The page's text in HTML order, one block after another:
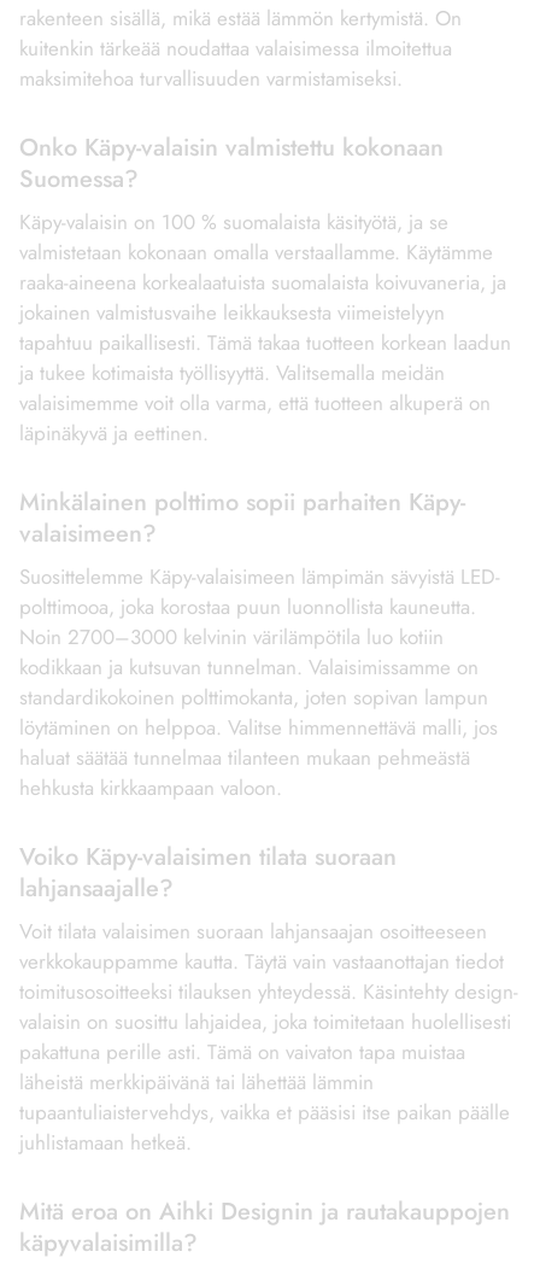
rakenteen sisällä, mikä estää lämmön kertymistä. On
kuitenkin tärkeää noudattaa valaisimessa ilmoitettua
maksimitehoa turvallisuuden varmistamiseksi.
Onko Käpy-valaisin valmistettu kokonaan
Suomessa?
Käpy-valaisin on 100 % suomalaista käsityötä, ja se
valmistetaan kokonaan omalla verstaallamme. Käytämme
raaka-aineena korkealaatuista suomalaista koivuvaneria, ja
jokainen valmistusvaihe leikkauksesta viimeistelyyn
tapahtuu paikallisesti. Tämä takaa tuotteen korkean laadun
ja tukee kotimaista työllisyyttä. Valitsemalla meidän
valaisimemme voit olla varma, että tuotteen alkuperä on
läpinäkyvä ja eettinen.
Minkälainen polttimo sopii parhaiten Käpy-
valaisimeen?
Suosittelemme Käpy-valaisimeen lämpimän sävyistä LED-
polttimooa, joka korostaa puun luonnollista kauneutta.
Noin 2700–3000 kelvinin värilämpötila luo kotiin
kodikkaan ja kutsuvan tunnelman. Valaisimissamme on
standardikokoinen polttimokanta, joten sopivan lampun
löytäminen on helppoa. Valitse himmennettävä malli, jos
haluat säätää tunnelmaa tilanteen mukaan pehmeästä
hehkusta kirkkaampaan valoon.
Voiko Käpy-valaisimen tilata suoraan
lahjansaajalle?
Voit tilata valaisimen suoraan lahjansaajan osoitteeseen
verkkokauppamme kautta. Täytä vain vastaanottajan tiedot
toimitusosoitteeksi tilauksen yhteydessä. Käsintehty design-
valaisin on suosittu lahjaidea, joka toimitetaan huolellisesti
pakattuna perille asti. Tämä on vaivaton tapa muistaa
läheistä merkkipäivänä tai lähettää lämmin
tupaantuliaistervehdys, vaikka et pääsisi itse paikan päälle
juhlistamaan hetkeä.
Mitä eroa on Aihki Designin ja rautakauppojen
käpyvalaisimilla?